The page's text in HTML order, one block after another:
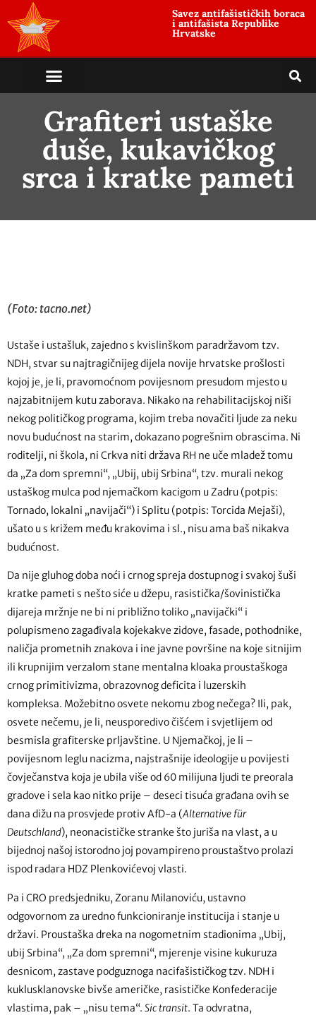
Savez antifašističkih boraca
i antifašista Republike
Hrvatske
Grafiteri ustaške
duše, kukavičkog
srca i kratke pameti
(Foto: tacno.net)
Ustaše i ustašluk, zajedno s kvislinškom paradržavom tzv.
NDH, stvar su najtragičnijeg dijela novije hrvatske prošlosti
kojoj je, je li, pravomoćnom povijesnom presudom mjesto u
najzabitnijem kutu zaborava. Nikako na rehabilitacijskoj niši
nekog političkog programa, kojim treba novačiti ljude za neku
novu budućnost na starim, dokazano pogrešnim obrascima. Ni
roditelji, ni škola, ni Crkva niti država RH ne uče mladež tomu
da „Za dom spremni“, „Ubij, ubij Srbina“, tzv. murali nekog
ustaškog mulca pod njemačkom kacigom u Zadru (potpis:
Tornado, lokalni „navijači“) i Splitu (potpis: Torcida Mejaši),
ušato u s križem među krakovima i sl., nisu ama baš nikakva
budućnost.
Da nije gluhog doba noći i crnog spreja dostupnog i svakoj šuši
kratke pameti s nešto siće u džepu, rasistička/šovinistička
dijareja mržnje ne bi ni približno toliko „navijački“ i
polupismeno zagađivala kojekakve zidove, fasade, pothodnike,
naličja prometnih znakova i ine javne površine na koje sitnijim
ili krupnijim verzalom stane mentalna kloaka proustaškoga
crnog primitivizma, obrazovnog deficita i luzerskih
kompleksa. Možebitno osvete nekomu zbog nečega? Ili, pak,
osvete nečemu, je li, neusporedivo čišćem i svjetlijem od
besmisla grafiterske prljavštine. U Njemačkoj, je li –
povijesnom leglu nacizma, najstrašnije ideologije u povijesti
čovječanstva koja je ubila više od 60 milijuna ljudi te preorala
gradove i sela kao nitko prije – deseci tisuća građana ovih se
dana dižu na prosvjede protiv AfD-a (Alternative für
Deutschland), neonacističke stranke što juriša na vlast, a u
bijednoj našoj istorodno joj povampireno proustaštvo prolazi
ispod radara HDZ Plenkovićevoj vlasti.
Pa i CRO predsjedniku, Zoranu Milanoviću, ustavno
odgovornom za uredno funkcioniranje institucija i stanje u
državi. Proustaška dreka na nogometnim stadionima „Ubij,
ubij Srbina“, „Za dom spremni“, mjerenje visine kukuruza
desnicom, zastave podguznoga nacifašističkog tzv. NDH i
kuklusklanovske bivše američke, rasističke Konfederacije
vlastima, pak – „nisu tema“. Sic transit. Ta odvratna,